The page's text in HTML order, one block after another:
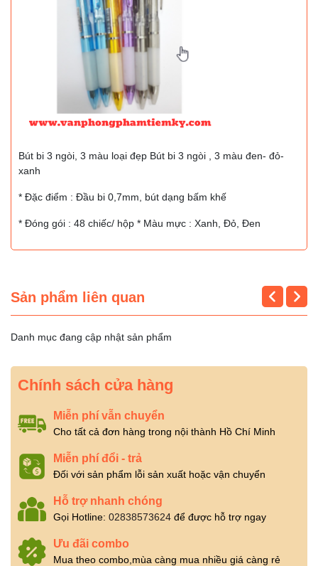
Bút bi 3 ngòi, 3 màu loại đẹp Bút bi 3 ngòi , 3 màu đen- đỏ-
xanh
* Đặc điểm : Đầu bi 0,7mm, bút dạng bấm khế
* Đóng gói : 48 chiếc/ hộp * Màu mực : Xanh, Đỏ, Đen
Sản phẩm liên quan
Danh mục đang cập nhật sản phẩm
Chính sách cửa hàng
Miễn phí vẫn chuyển
Cho tất cả đơn hàng trong nội thành Hồ Chí Minh
Miễn phí đổi - trả
Đối với sản phẩm lỗi sản xuất hoặc vận chuyển
Hỗ trợ nhanh chóng
Gọi Hotline: 02838573624 để được hỗ trợ ngay
Ưu đãi combo
Mua theo combo,mùa càng mua nhiều giá càng rẻ